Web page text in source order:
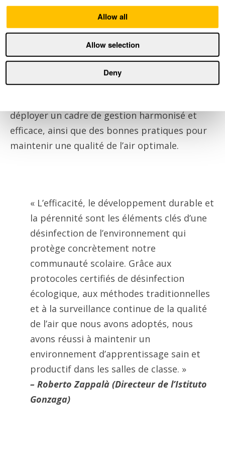
Allow all
Allow selection
Deny
REair partage régulièrement des rapports sur
pour l’améliorer. L’accès aux données sur la
qualité de l’air intérieur est essentiel pour
offrir un environnement d’apprentissage sain,
sûr et productif. Grâce à l’adhésion des
déployer un cadre de gestion harmonisé et
efficace, ainsi que des bonnes pratiques pour
maintenir une qualité de l’air optimale.
« L’efficacité, le développement durable et
la pérennité sont les éléments clés d’une
désinfection de l’environnement qui
protège concrètement notre
communauté scolaire. Grâce aux
protocoles certifiés de désinfection
écologique, aux méthodes traditionnelles
et à la surveillance continue de la qualité
de l’air que nous avons adoptés, nous
avons réussi à maintenir un
environnement d’apprentissage sain et
productif dans les salles de classe. »
– Roberto Zappalà (Directeur de l’Istituto
Gonzaga)